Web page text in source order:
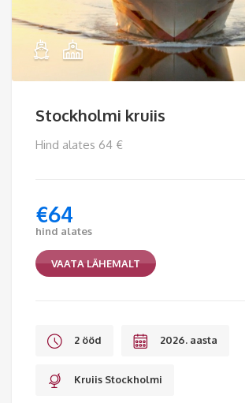
Stockholmi kruiis
Hind alates 64 €
€64
hind alates
VAATA LÄHEMALT
2 ööd 2026. aasta
Kruiis Stockholmi